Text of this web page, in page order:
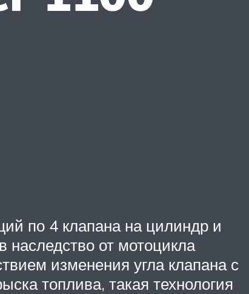
по 4 клапана на цилиндр и
от мотоцикла
изменения угла клапана с
топлива, такая технология